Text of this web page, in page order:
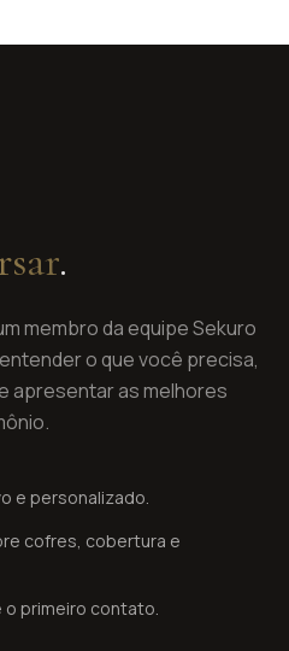
.
membro da equipe Sekuro
o que você precisa,
apresentar as melhores
e personalizado.
cofres, cobertura e
primeiro contato.